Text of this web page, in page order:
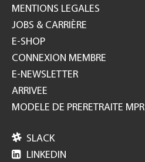
MENTIONS LEGALES
JOBS & CARRIÈRE
E-SHOP
CONNEXION MEMBRE
E-NEWSLETTER
ARRIVEE
MODELE DE PRERETRAITE MPR
 SLACK
 LINKEDIN